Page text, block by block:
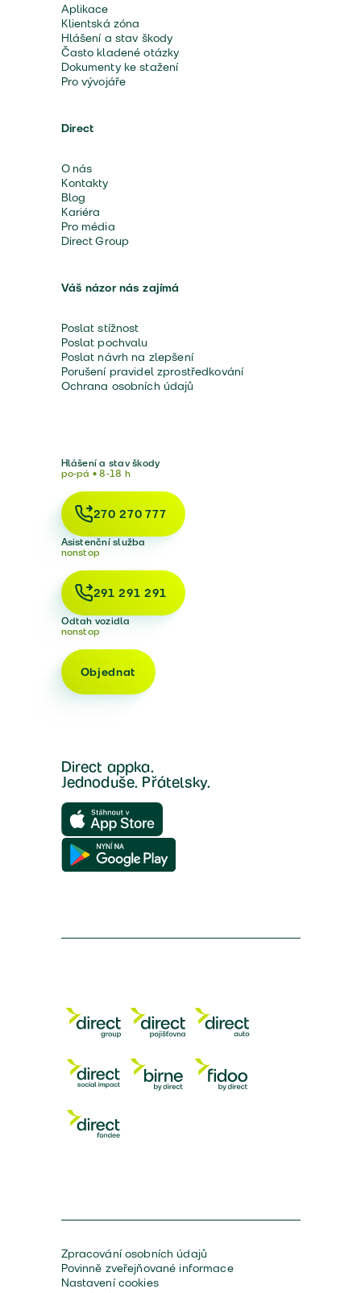
Aplikace
Klientská zóna
Hlášení a stav škody
Často kladené otázky
Dokumenty ke stažení
Pro vývojáře
Direct
O nás
Kontakty
Blog
Kariéra
Pro média
Direct Group
Váš názor nás zajímá
Poslat stížnost
Poslat pochvalu
Poslat návrh na zlepšení
Porušení pravidel zprostředkování
Ochrana osobních údajů
Hlášení a stav škody
po-pá • 8-18 h
270 270 777
Asistenční služba
nonstop
291 291 291
Odtah vozidla
nonstop
Objednat
Direct appka.
Jednoduše. Přátelsky.
Zpracování osobních údajů
Povinně zveřejňované informace
Nastavení cookies